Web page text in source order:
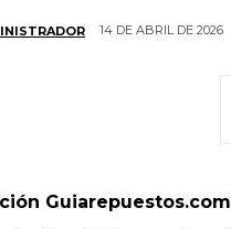
14 DE ABRIL DE 2026
Guiarepuestos.com